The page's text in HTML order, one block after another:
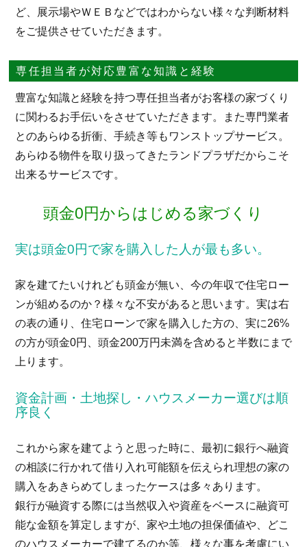
ど、展示場やＷＥＢなどではわからない様々な判断材料
をご提供させていただきます。
専任担当者が対応豊富な知識と経験
豊富な知識と経験を持つ専任担当者がお客様の家づくり
に関わるお手伝いをさせていただきます。また専門業者
とのあらゆる折衝、手続き等もワンストップサービス。
あらゆる物件を取り扱ってきたランドプラザだからこそ
出来るサービスです。
頭金0円からはじめる家づくり
実は頭金0円で家を購入した人が最も多い。
家を建てたいけれども頭金が無い、今の年収で住宅ロー
ンが組めるのか？様々な不安があると思います。実は右
の表の通り、住宅ローンで家を購入した方の、実に26%
の方が頭金0円、頭金200万円未満を含めると半数にまで
上ります。
資金計画・土地探し・ハウスメーカー選びは順
序良く
これから家を建てようと思った時に、最初に銀行へ融資
の相談に行かれて借り入れ可能額を伝えられ理想の家の
購入をあきらめてしまったケースは多々あります。
銀行が融資する際には当然収入や資産をベースに融資可
能な金額を算定しますが、家や土地の担保価値や、どこ
のハウスメーカーで建てるのか等、様々な事を考慮にい